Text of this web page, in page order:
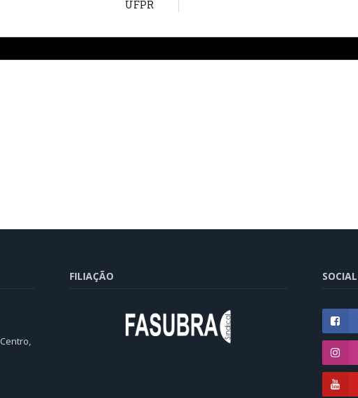
UFPR
FILIAÇÃO SOCIAL